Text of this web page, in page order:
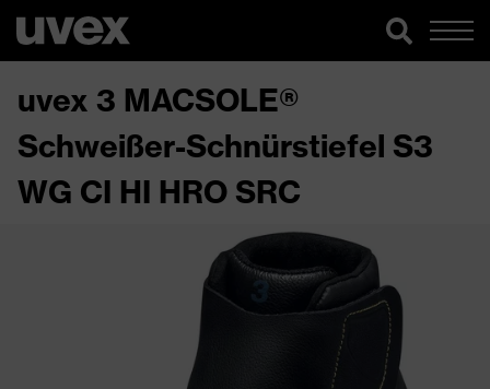
uvex 3 MACSOLE®
Schweißer-Schnürstiefel S3
WG CI HI HRO SRC